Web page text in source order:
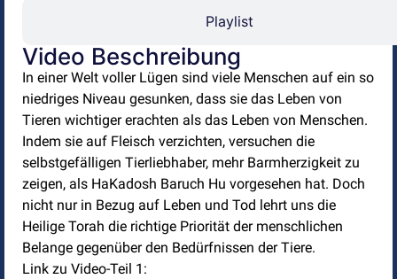
Playlist
Video Beschreibung
In einer Welt voller Lügen sind viele Menschen auf ein so
niedriges Niveau gesunken, dass sie das Leben von
Tieren wichtiger erachten als das Leben von Menschen.
Indem sie auf Fleisch verzichten, versuchen die
selbstgefälligen Tierliebhaber, mehr Barmherzigkeit zu
zeigen, als HaKadosh Baruch Hu vorgesehen hat. Doch
nicht nur in Bezug auf Leben und Tod lehrt uns die
Heilige Torah die richtige Priorität der menschlichen
Belange gegenüber den Bedürfnissen der Tiere.
Link zu Video-Teil 1: